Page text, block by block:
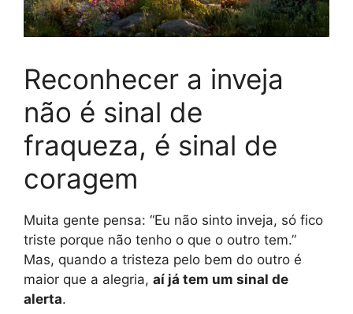
Reconhecer a inveja
não é sinal de
fraqueza, é sinal de
coragem
Muita gente pensa: “Eu não sinto inveja, só fico
triste porque não tenho o que o outro tem.”
Mas, quando a tristeza pelo bem do outro é
maior que a alegria, aí já tem um sinal de
alerta.